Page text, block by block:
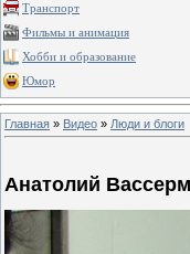
Транспорт
Фильмы и анимация
Хобби и образование
Юмор
Главная » Видео » Люди и блоги
Анатолий